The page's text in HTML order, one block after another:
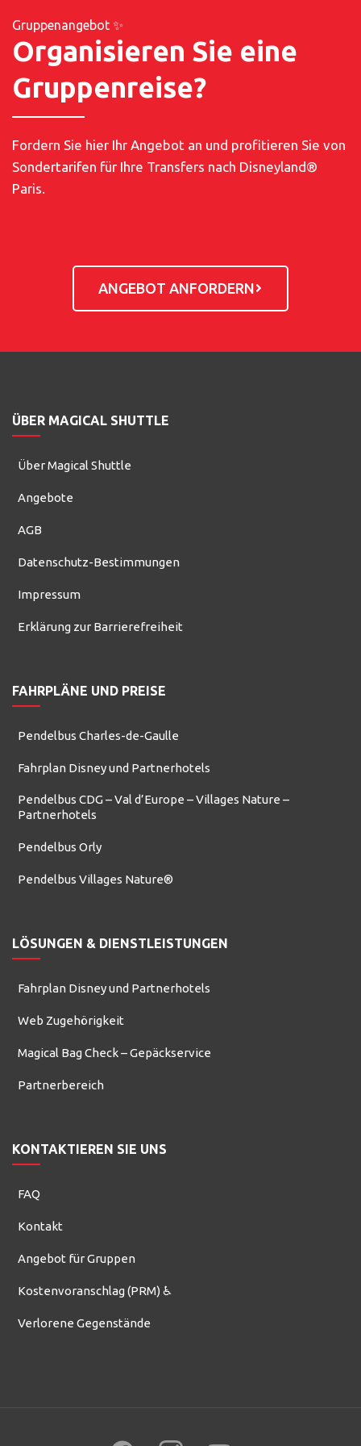
Paris-Charles de Gaulle
Disneyland® Parissowieprivate Transfers
Sehen Sie sich unsere
oder buchen Sie Ihren Transfer online
Gruppenangebot ✨
Organisieren Sie eine
Gruppenreise?
Fordern Sie hier Ihr Angebot an und profitieren Sie von
Sondertarifen für Ihre Transfers nach Disneyland®
Paris.
ANGEBOT ANFORDERN
ÜBER MAGICAL SHUTTLE
Über Magical Shuttle
Angebote
AGB
Datenschutz-Bestimmungen
Impressum
Erklärung zur Barrierefreiheit
FAHRPLÄNE UND PREISE
Pendelbus Charles-de-Gaulle
Fahrplan Disney und Partnerhotels
Pendelbus CDG – Val d’Europe – Villages Nature –
Partnerhotels
Pendelbus Orly
Pendelbus Villages Nature®
LÖSUNGEN & DIENSTLEISTUNGEN
Fahrplan Disney und Partnerhotels
Web Zugehörigkeit
Magical Bag Check – Gepäckservice
Partnerbereich
KONTAKTIEREN SIE UNS
FAQ
Kontakt
Angebot für Gruppen
Kostenvoranschlag (PRM) ♿
Verlorene Gegenstände